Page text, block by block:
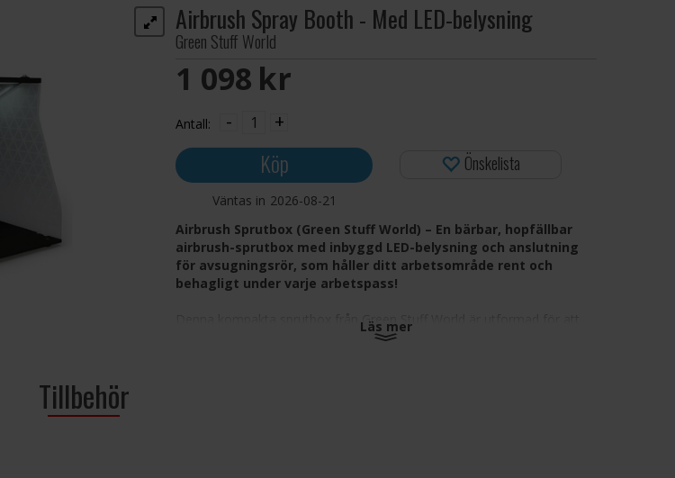
Airbrush Spray Booth - Med LED-belysning
Green Stuff World
1 098 SEK
Antall: - +
Köp
Väntas in 2026-08-21
Önskelista
Airbrush Sprutbox (Green Stuff World) – En bärbar, hopfällbar
airbrush-sprutbox med inbyggd LED-belysning och anslutning
för avsugningsrör, som håller ditt arbetsområde rent och
behagligt under varje arbetspass!
Denna kompakta sprutbox från Green Stuff World är utformad för att
göra airbrushing inomhus renare, mer kontrollerat och bekvämare utan
Läs mer
Tillbehör